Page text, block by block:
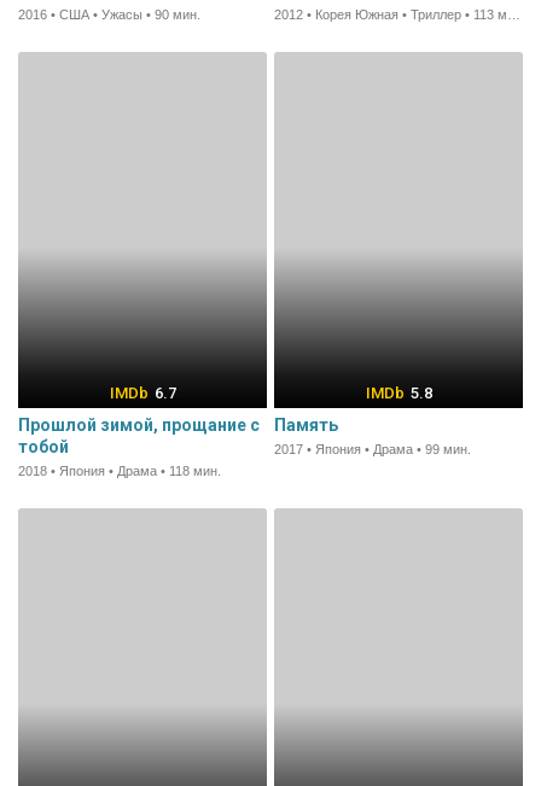
2016 • США • Ужасы • 90 мин.
6.7
Прошлой зимой, прощание с
тобой
2018 • Япония • Драма • 118 мин.
5.8
Память
2017 • Япония • Драма • 99 мин.